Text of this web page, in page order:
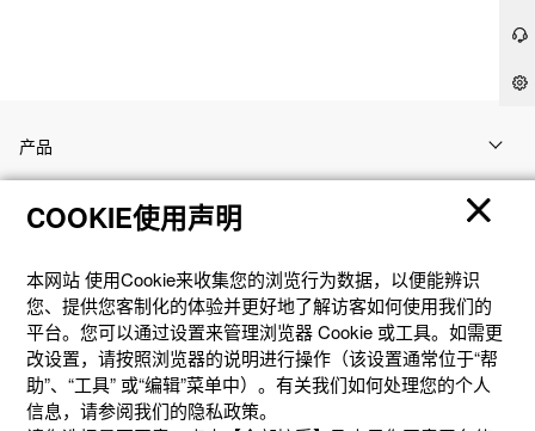
产品
客户支持
资讯
社交媒体
COOKIE使用声明
本网站 使⽤Cookie来收集您的浏览⾏为数据，以便能辨识
您、提供您客制化的体验并更好地了解访客如何使⽤我们的
平台。您可以通过设置来管理浏览器 Cookie 或⼯具。如需更
改设置，请按照浏览器的说明进⾏操作（该设置通常位于“帮
助”、“⼯具” 或“编辑”菜单中）。有关我们如何处理您的个⼈
信息，请参阅我们的隐私政策。